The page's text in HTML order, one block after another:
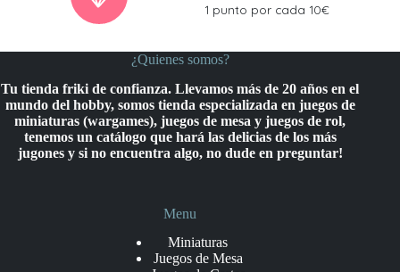
1 punto por cada 10€
¿Quienes somos?
Tu tienda friki de confianza. Llevamos más de 20 años en el
mundo del hobby, somos tienda especializada en juegos de
miniaturas (wargames), juegos de mesa y juegos de rol,
tenemos un catálogo que hará las delicias de los más
jugones y si no encuentra algo, no dude en preguntar!
Menu
Miniaturas
Juegos de Mesa